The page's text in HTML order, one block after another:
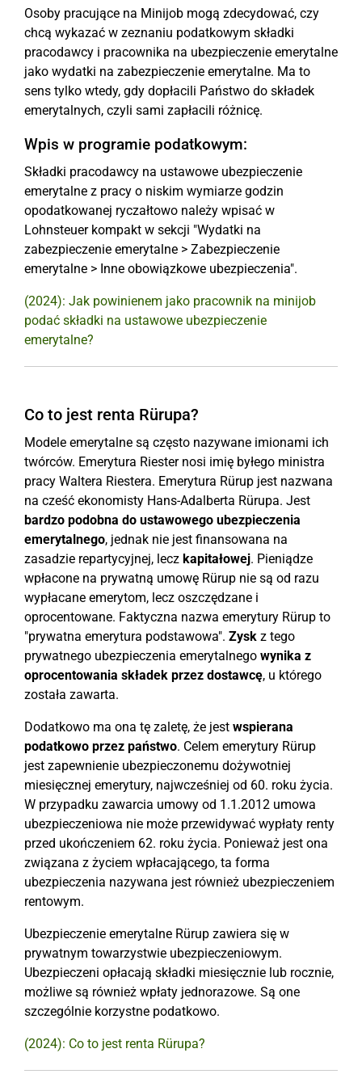
Osoby pracujące na Minijob mogą zdecydować, czy
chcą wykazać w zeznaniu podatkowym składki
pracodawcy i pracownika na ubezpieczenie emerytalne
jako wydatki na zabezpieczenie emerytalne. Ma to
sens tylko wtedy, gdy dopłacili Państwo do składek
emerytalnych, czyli sami zapłacili różnicę.
Wpis w programie podatkowym:
Składki pracodawcy na ustawowe ubezpieczenie
emerytalne z pracy o niskim wymiarze godzin
opodatkowanej ryczałtowo należy wpisać w
Lohnsteuer kompakt w sekcji "Wydatki na
zabezpieczenie emerytalne > Zabezpieczenie
emerytalne > Inne obowiązkowe ubezpieczenia".
(2024): Jak powinienem jako pracownik na minijob
podać składki na ustawowe ubezpieczenie
emerytalne?
Co to jest renta Rürupa?
Modele emerytalne są często nazywane imionami ich
twórców. Emerytura Riester nosi imię byłego ministra
pracy Waltera Riestera. Emerytura Rürup jest nazwana
na cześć ekonomisty Hans-Adalberta Rürupa. Jest
bardzo podobna do ustawowego ubezpieczenia
emerytalnego, jednak nie jest finansowana na
zasadzie repartycyjnej, lecz kapitałowej. Pieniądze
wpłacone na prywatną umowę Rürup nie są od razu
wypłacane emerytom, lecz oszczędzane i
oprocentowane. Faktyczna nazwa emerytury Rürup to
"prywatna emerytura podstawowa". Zysk z tego
prywatnego ubezpieczenia emerytalnego wynika z
oprocentowania składek przez dostawcę, u którego
została zawarta.
Dodatkowo ma ona tę zaletę, że jest wspierana
podatkowo przez państwo. Celem emerytury Rürup
jest zapewnienie ubezpieczonemu dożywotniej
miesięcznej emerytury, najwcześniej od 60. roku życia.
W przypadku zawarcia umowy od 1.1.2012 umowa
ubezpieczeniowa nie może przewidywać wypłaty renty
przed ukończeniem 62. roku życia. Ponieważ jest ona
związana z życiem wpłacającego, ta forma
ubezpieczenia nazywana jest również ubezpieczeniem
rentowym.
Ubezpieczenie emerytalne Rürup zawiera się w
prywatnym towarzystwie ubezpieczeniowym.
Ubezpieczeni opłacają składki miesięcznie lub rocznie,
możliwe są również wpłaty jednorazowe. Są one
szczególnie korzystne podatkowo.
(2024): Co to jest renta Rürupa?